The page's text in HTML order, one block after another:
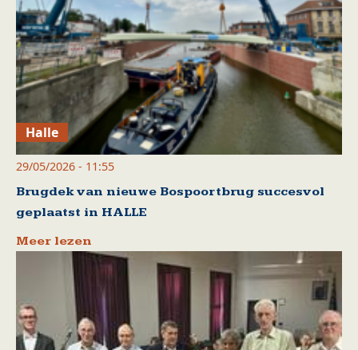
Halle
29/05/2026 - 11:55
Brugdek van nieuwe Bospoortbrug succesvol
geplaatst in HALLE
Meer lezen